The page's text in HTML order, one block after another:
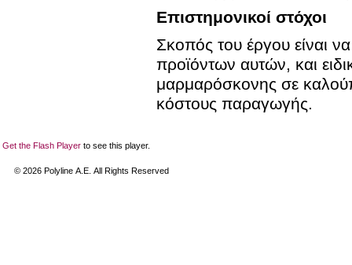
Επιστημονικοί στόχοι
Σκοπός του έργου είναι
προϊόντων αυτών, και
μαρμαρόσκονης σε
κόστους παραγωγής.
Get the Flash Player to see this player.
© 2026 Polyline Α.Ε. All Rights Reserved